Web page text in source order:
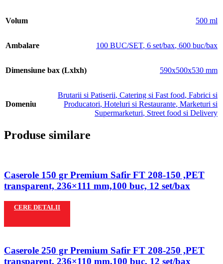
Volum 500 ml
Ambalare 100 BUC/SET, 6 set/bax, 600 buc/bax
Dimensiune bax (Lxlxh) 590x500x530 mm
Domeniu
Brutarii si Patiserii, Catering si Fast food, Fabrici si
Producatori, Hoteluri si Restaurante, Marketuri si
Supermarketuri, Street food si Delivery
Produse similare
Caserole 150 gr Premium Safir FT 208-150 ,PET
transparent, 236×111 mm,100 buc, 12 set/bax
CERE DETALII
Caserole 250 gr Premium Safir FT 208-250 ,PET
transparent, 236×110 mm,100 buc, 12 set/bax